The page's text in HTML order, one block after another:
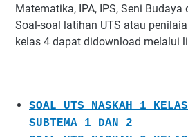
Matematika, IPA, IPS, Seni
Soal-soal latihan UTS atau
kelas 4 dapat didownload melalui
SOAL UTS NASKAH 1
SUBTEMA 1 DAN 2